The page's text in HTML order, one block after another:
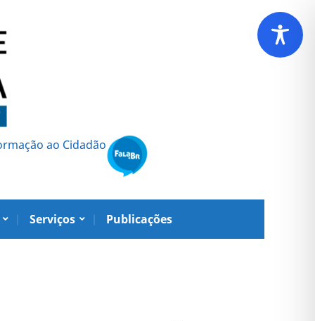
ao Cidadão
Serviços Publicações